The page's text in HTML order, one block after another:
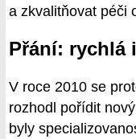
a zkvalitňovat péči
Přání: rychlá
V roce 2010 se
rozhodl pořídit
byly